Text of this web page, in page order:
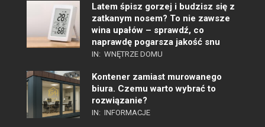
Latem śpisz gorzej i budzisz się z
zatkanym nosem? To nie zawsze
wina upałów – sprawdź, co
naprawdę pogarsza jakość snu
IN: WNĘTRZE DOMU
Kontener zamiast murowanego
biura. Czemu warto wybrać to
rozwiązanie?
IN: INFORMACJE